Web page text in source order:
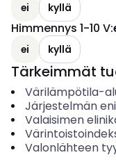
ei kyllä
Himmennys 1-10 V:
ei kyllä
Tärkeimmät
Värilämpötila-
Järjestelmän
Valaisimen
Valonlähteen